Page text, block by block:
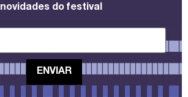
novidades do festival